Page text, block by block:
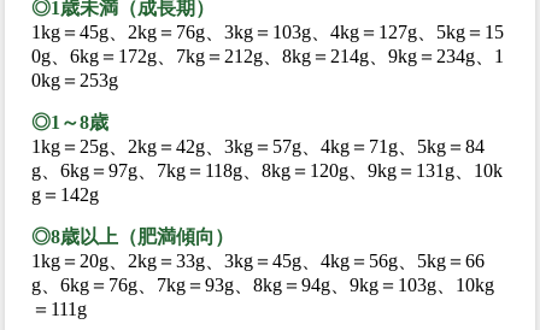
◎1歳未満（成長期）
1kg＝45g、2kg＝76g、3kg＝103g、4kg＝127g、5kg＝15
0g、6kg＝172g、7kg＝212g、8kg＝214g、9kg＝234g、1
0kg＝253g
◎1～8歳
1kg＝25g、2kg＝42g、3kg＝57g、4kg＝71g、5kg＝84
g、6kg＝97g、7kg＝118g、8kg＝120g、9kg＝131g、10k
g＝142g
◎8歳以上（肥満傾向）
1kg＝20g、2kg＝33g、3kg＝45g、4kg＝56g、5kg＝66
g、6kg＝76g、7kg＝93g、8kg＝94g、9kg＝103g、10kg
＝111g